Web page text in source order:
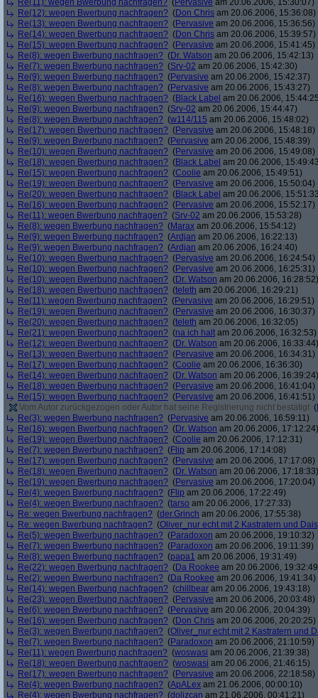
Re(11): wegen Bwerbung nachfragen? (Pervasive am 20.06.2006, 15:30:07)
Re(12): wegen Bwerbung nachfragen? (Don Chris am 20.06.2006, 15:36:08)
Re(13): wegen Bwerbung nachfragen? (Pervasive am 20.06.2006, 15:36:56)
Re(14): wegen Bwerbung nachfragen? (Don Chris am 20.06.2006, 15:39:57)
Re(15): wegen Bwerbung nachfragen? (Pervasive am 20.06.2006, 15:41:45)
Re(8): wegen Bwerbung nachfragen? (Dr. Watson am 20.06.2006, 15:42:13)
Re(7): wegen Bwerbung nachfragen? (Srv-02 am 20.06.2006, 15:42:30)
Re(9): wegen Bwerbung nachfragen? (Pervasive am 20.06.2006, 15:42:37)
Re(8): wegen Bwerbung nachfragen? (Pervasive am 20.06.2006, 15:43:27)
Re(16): wegen Bwerbung nachfragen? (Black Label am 20.06.2006,
Re(9): wegen Bwerbung nachfragen? (Srv-02 am 20.06.2006, 15:44:47)
Re(8): wegen Bwerbung nachfragen? (w114/115 am 20.06.2006, 15:48:02)
Re(17): wegen Bwerbung nachfragen? (Pervasive am 20.06.2006, 15:48:18)
Re(9): wegen Bwerbung nachfragen? (Pervasive am 20.06.2006, 15:48:39)
Re(10): wegen Bwerbung nachfragen? (Pervasive am 20.06.2006, 15:49:08)
Re(18): wegen Bwerbung nachfragen? (Black Label am 20.06.2006,
Re(15): wegen Bwerbung nachfragen? (Coolie am 20.06.2006, 15:49:51)
Re(19): wegen Bwerbung nachfragen? (Pervasive am 20.06.2006, 15:50:04)
Re(20): wegen Bwerbung nachfragen? (Black Label am 20.06.2006,
Re(16): wegen Bwerbung nachfragen? (Pervasive am 20.06.2006, 15:52:17)
Re(11): wegen Bwerbung nachfragen? (Srv-02 am 20.06.2006, 15:53:28)
Re(8): wegen Bwerbung nachfragen? (Marax am 20.06.2006, 15:54:12)
Re(9): wegen Bwerbung nachfragen? (Ardjan am 20.06.2006, 16:22:13)
Re(9): wegen Bwerbung nachfragen? (Ardjan am 20.06.2006, 16:24:40)
Re(10): wegen Bwerbung nachfragen? (Pervasive am 20.06.2006, 16:24:54)
Re(10): wegen Bwerbung nachfragen? (Pervasive am 20.06.2006, 16:25:31)
Re(10): wegen Bwerbung nachfragen? (Dr. Watson am 20.06.2006, 16:28:52)
Re(18): wegen Bwerbung nachfragen? (teleth am 20.06.2006, 16:29:21)
Re(11): wegen Bwerbung nachfragen? (Pervasive am 20.06.2006, 16:29:51)
Re(19): wegen Bwerbung nachfragen? (Pervasive am 20.06.2006, 16:30:37)
Re(20): wegen Bwerbung nachfragen? (teleth am 20.06.2006, 16:32:05)
Re(21): wegen Bwerbung nachfragen? (na ich halt am 20.06.2006, 16:32:53)
Re(12): wegen Bwerbung nachfragen? (Dr. Watson am 20.06.2006, 16:33:44)
Re(13): wegen Bwerbung nachfragen? (Pervasive am 20.06.2006, 16:34:31)
Re(17): wegen Bwerbung nachfragen? (Coolie am 20.06.2006, 16:36:30)
Re(14): wegen Bwerbung nachfragen? (Dr. Watson am 20.06.2006, 16:39:24)
Re(18): wegen Bwerbung nachfragen? (Pervasive am 20.06.2006, 16:41:04)
Re(15): wegen Bwerbung nachfragen? (Pervasive am 20.06.2006, 16:41:51)
Vom Autor zurückgezogen oder Autor hat seine Registrierung nicht bestätigt (
Re(3): wegen Bwerbung nachfragen? (Pervasive am 20.06.2006, 16:59:11)
Re(16): wegen Bwerbung nachfragen? (Dr. Watson am 20.06.2006, 17:12:24)
Re(19): wegen Bwerbung nachfragen? (Coolie am 20.06.2006, 17:12:31)
Re(7): wegen Bwerbung nachfragen? (Flip am 20.06.2006, 17:14:08)
Re(17): wegen Bwerbung nachfragen? (Pervasive am 20.06.2006, 17:17:08)
Re(18): wegen Bwerbung nachfragen? (Dr. Watson am 20.06.2006, 17:18:33)
Re(19): wegen Bwerbung nachfragen? (Pervasive am 20.06.2006, 17:20:04)
Re(4): wegen Bwerbung nachfragen? (Flip am 20.06.2006, 17:22:49)
Re(4): wegen Bwerbung nachfragen? (tarso am 20.06.2006, 17:27:33)
Re: wegen Bwerbung nachfragen? (der.Grinch am 20.06.2006, 17:55:38)
Re: wegen Bwerbung nachfragen? (Oliver_nur echt mit 2 Kastratern und
Re(5): wegen Bwerbung nachfragen? (Paradoxon am 20.06.2006, 19:10:32)
Re(7): wegen Bwerbung nachfragen? (Paradoxon am 20.06.2006, 19:11:39)
Re(8): wegen Bwerbung nachfragen? (papa1 am 20.06.2006, 19:31:49)
Re(22): wegen Bwerbung nachfragen? (Da Rookee am 20.06.2006,
Re(2): wegen Bwerbung nachfragen? (Da Rookee am 20.06.2006, 19:41:34)
Re(14): wegen Bwerbung nachfragen? (chillbear am 20.06.2006, 19:43:18)
Re(23): wegen Bwerbung nachfragen? (Pervasive am 20.06.2006, 20:03:48)
Re(6): wegen Bwerbung nachfragen? (Pervasive am 20.06.2006, 20:04:39)
Re(16): wegen Bwerbung nachfragen? (Don Chris am 20.06.2006, 20:20:25)
Re(3): wegen Bwerbung nachfragen? (Oliver_nur echt mit 2 Kastratern und
Re(7): wegen Bwerbung nachfragen? (Paradoxon am 20.06.2006, 21:10:59)
Re(11): wegen Bwerbung nachfragen? (woswasi am 20.06.2006, 21:39:38)
Re(18): wegen Bwerbung nachfragen? (woswasi am 20.06.2006, 21:46:15)
Re(17): wegen Bwerbung nachfragen? (Pervasive am 20.06.2006, 22:18:58)
Re(4): wegen Bwerbung nachfragen? (ApALex am 21.06.2006, 00:00:10)
Re(4): wegen Bwerbung nachfragen? (dolizcan am 21.06.2006, 00:41:21)